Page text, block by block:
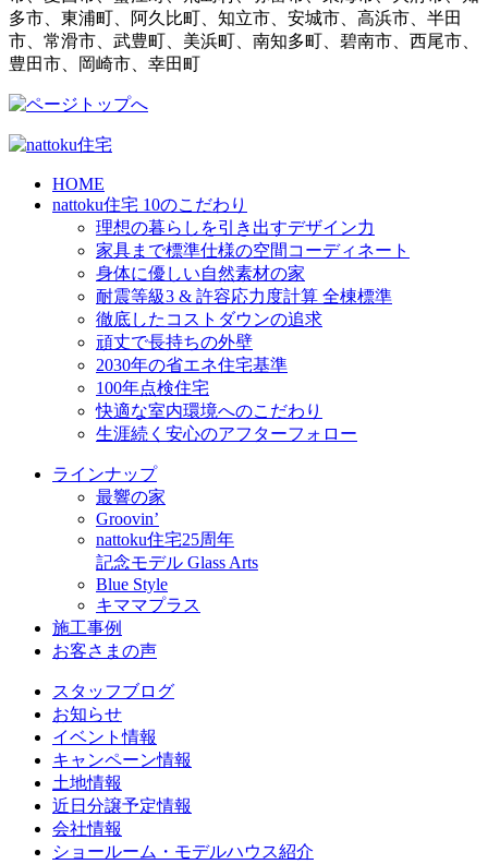
多市、東浦町、阿久比町、知立市、安城市、高浜市、半田
市、常滑市、武豊町、美浜町、南知多町、碧南市、西尾市、
豊田市、岡崎市、幸田町
HOME
nattoku住宅 10のこだわり
理想の暮らしを引き出すデザイン力
家具まで標準仕様の空間コーディネート
身体に優しい自然素材の家
耐震等級3 & 許容応力度計算 全棟標準
徹底したコストダウンの追求
頑丈で長持ちの外壁
2030年の省エネ住宅基準
100年点検住宅
快適な室内環境へのこだわり
生涯続く安心のアフターフォロー
ラインナップ
最響の家
Groovin’
nattoku住宅25周年
記念モデル Glass Arts
Blue Style
キママプラス
施工事例
お客さまの声
スタッフブログ
お知らせ
イベント情報
キャンペーン情報
土地情報
近日分譲予定情報
会社情報
ショールーム・モデルハウス紹介